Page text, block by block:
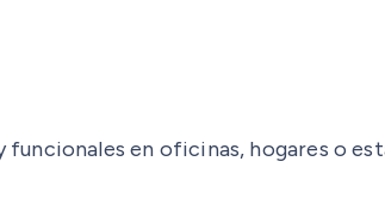
funcionales en oficinas, hogares o